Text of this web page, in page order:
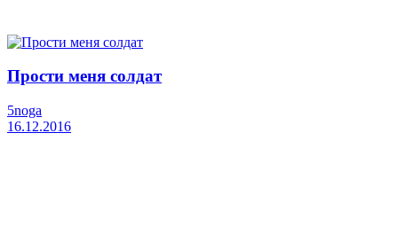
Прости меня солдат
5noga
16.12.2016